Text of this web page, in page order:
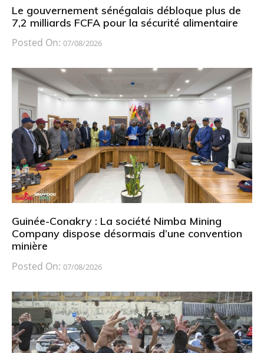
Le gouvernement sénégalais débloque plus de
7,2 milliards FCFA pour la sécurité alimentaire
Posted On: 07/08/2026
Guinée-Conakry : La société Nimba Mining
Company dispose désormais d’une convention
minière
Posted On: 07/08/2026